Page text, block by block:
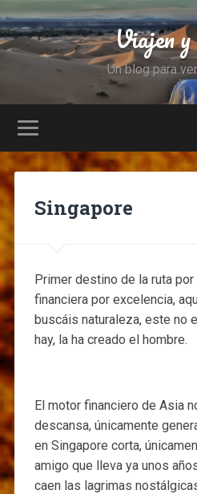
Viajen
Un blog para
Singapore
Primer destino de la ruta por
financiera por excelencia,
buscáis naturaleza, este no
hay, la ha creado el hombre.
El motor financiero de Asia
descansa, únicamente
en Singapore corta,
amigo que lleva ya unos
caen las lagrimas